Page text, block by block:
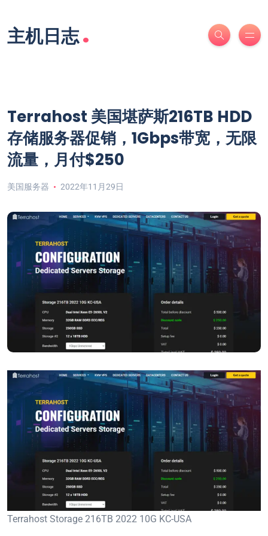
主机日志.
Terrahost 美国堪萨斯216TB HDD
存储服务器促销，1Gbps带宽，无限
流量，月付$250
美国服务器 2022年11月29日
Terrahost Storage 216TB 2022 10G KC-USA